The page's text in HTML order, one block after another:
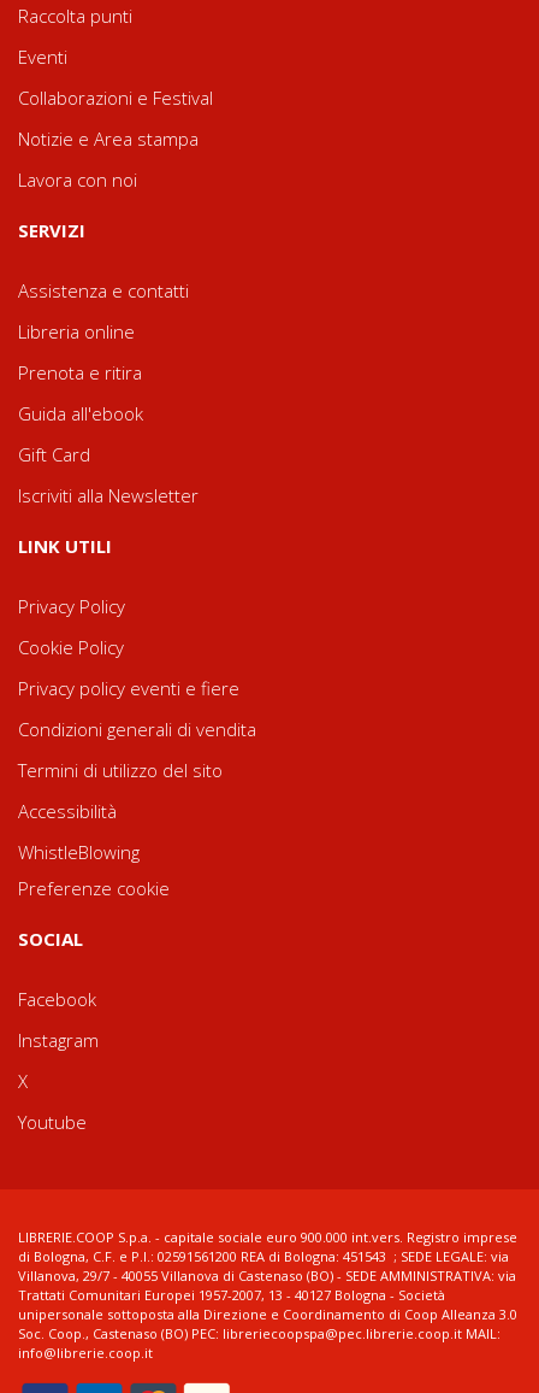
Raccolta punti
Eventi
Collaborazioni e Festival
Notizie e Area stampa
Lavora con noi
SERVIZI
Assistenza e contatti
Libreria online
Prenota e ritira
Guida all'ebook
Gift Card
Iscriviti alla Newsletter
LINK UTILI
Privacy Policy
Cookie Policy
Privacy policy eventi e fiere
Condizioni generali di vendita
Termini di utilizzo del sito
Accessibilità
WhistleBlowing
Preferenze cookie
SOCIAL
Facebook
Instagram
X
Youtube
LIBRERIE.COOP S.p.a. - capitale sociale euro 900.000 int.vers. Registro imprese
di Bologna, C.F. e P.I.: 02591561200 REA di Bologna: 451543 ; SEDE LEGALE: via
Villanova, 29/7 - 40055 Villanova di Castenaso (BO) - SEDE AMMINISTRATIVA: via
Trattati Comunitari Europei 1957-2007, 13 - 40127 Bologna - Società
unipersonale sottoposta alla Direzione e Coordinamento di Coop Alleanza 3.0
Soc. Coop., Castenaso (BO) PEC: libreriecoopspa@pec.librerie.coop.it MAIL:
info@librerie.coop.it